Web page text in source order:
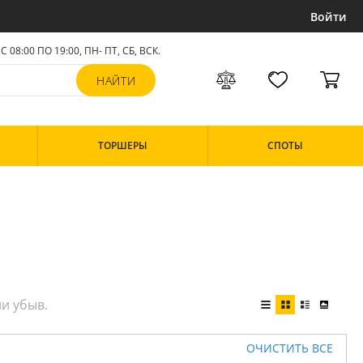
Войти
С 08:00 ПО 19:00, ПН- ПТ,СБ, ВСК.
ТОРШЕРЫ СПОТЫ
ОЧИСТИТЬ ВСЕ